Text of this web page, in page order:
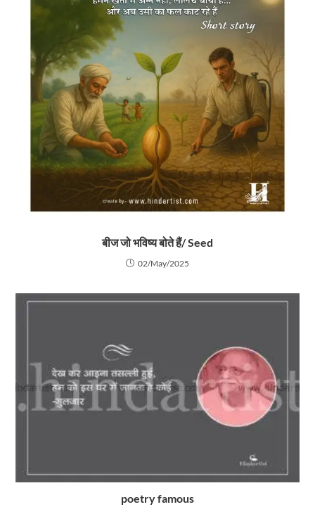
बीज जो भविष्य बोते हैं/ Seed
02/May/2025
poetry famous